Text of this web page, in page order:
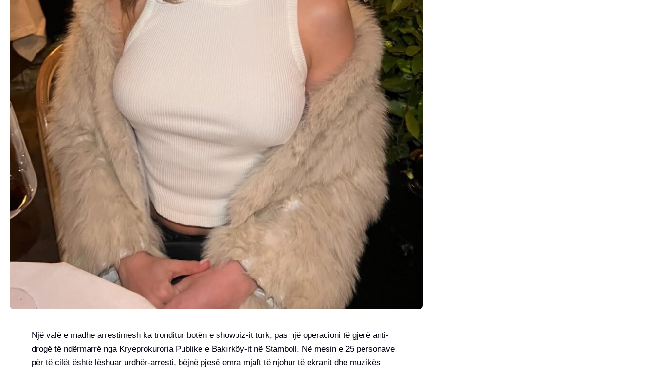
Një valë e madhe arrestimesh ka tronditur botën e showbiz-it turk, pas një operacioni të gjerë anti-
drogë të ndërmarrë nga Kryeprokuroria Publike e Bakırköy-it në Stamboll. Në mesin e 25 personave
për të cilët është lëshuar urdhër-arresti, bëjnë pjesë emra mjaft të njohur të ekranit dhe muzikës